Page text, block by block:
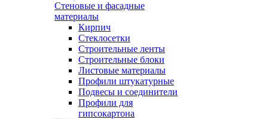
Стеновые и фасадные
материалы
Кирпич
Стеклосетки
Строительные ленты
Строительные блоки
Листовые материалы
Профили штукатурные
Подвесы и соединители
Профили для
гипсокартона